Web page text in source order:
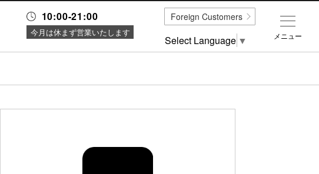
10:00-21:00
今月は休まず営業いたします メニュー
Foreign Customers
Select Language ▼